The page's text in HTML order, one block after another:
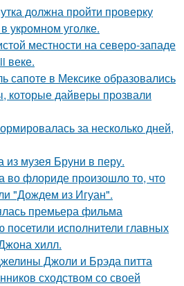
должна пройти проверку
укромном уголке.
местности на северо-западе
веке.
сапоте в Мексике образовались
которые дайверы прозвали
за несколько дней,
из музея Бруни в перу.
во флориде произошло то, что
"Дождем из Игуан".
премьера фильма
посетили исполнители главных
хилл.
Джоли и Брэда питта
сходством со своей